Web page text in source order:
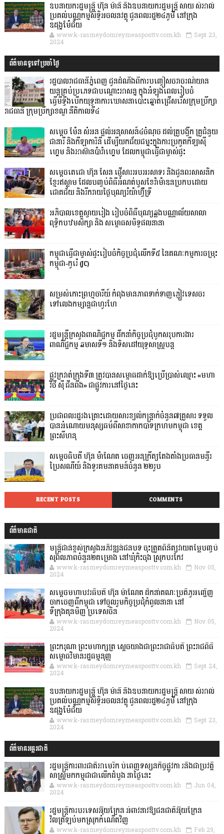
ឧបនាយករដ្ឋមន្ដ្រី ហ៊ុន ម៉ានី និងឧបនាយករដ្ឋមន្ដ្រី សាយ សំអាល់
ប្រគល់បណ្ណកម្មសិទ្ធិអចលនវត្ថុ ជូនពលរដ្ឋ២៤ភូមិ នៅក្រុង
ឧដុង្គម៉ែជ័យ
www.k-rasmeydomreymeasposttv.com.kh Sept 23,
2024
ព័ត៌មានទូទៅប្រចាំថ្ងៃ
រដ្ឋបាលរាជធានីភ្នំពេញ ជូនដំណឹងពីការបញ្ចៀសចរាចរណ៍យាន
យន្តគ្រប់ប្រភេទជាបណ្តោះអាសន្ន ក្នុងអំឡុងពេលរៀបចំ
ធ្វើមីទ្ទីងបើកយុទ្ធនាការឃោសនាបោះឆ្នោតជ្រើសរើសក្រុមប្រឹក្សា
រាជធានី ក្រុមប្រឹក្សាខណ្ឌ នីតិកាលទី៤
សម្តេច ម៉ែន សំអន ផ្តល់អនុសាសន៍៤ចំណុច ដល់គ្រូបង្វឹក គ្រូជំនួយ
ជានារី និងកីឡាការិនី ដើម្បីយកជ័យជម្នះក្នុងការប្រកួតកីឡាស៊ី
ហ្គេម និងអាស៊ានប៉ារ៉ាហ្គេម ដែលកម្ពុជាធ្វើជាម្ចាស់ផ្ទះ
សម្ដេចតេជោ ហ៊ុន សែន ផ្ញើសារអបអរសាទរ និងជូនពរសាសនិក
ខ្មែរឥស្លាម ដែលបញ្ចប់ពិធីអំណត់បួសខែរ៉ាម៉ាឌនប្រកបដោយ
ជោគជ័យ និងរីករាយថ្ងៃបុណ្យរ៉យ៉ាហ៊្វីទ្រី
អភិបាលខេត្តស្វាយរៀង រៀបចំពិធីបុណ្យឆ្លងបណ្ណាល័យសាលា
ពុទ្ធិកបឋមសិក្សា និង សម្ពោធសមិទ្ធផលនានា
កម្ពុជាធ្វើជាម្ចាស់ផ្ទះរៀបចំកិច្ចប្រជុំលើកទី៥ នៃគណៈកម្មការចម្រុះ
កម្ពុជា-កូរ៉េ (JC)
សម្រស់កោះព្រហ្មចារីយ៍ កំពុងមានភាពទាក់ទាញភ្ញៀវទេសចរ
ទៅលេងកម្សាន្តជាហូរហែ
រដ្ឋមន្ត្រីក្រសួងពាណិជ្ជកម្ម ដឹកនាំកិច្ចប្រជុំបូកសរុបការងារ
ពាណិជ្ជកម្ម ឆមាសទី១ និងទិសដៅយុទ្ធសាស្រ្តបន្ត
ផ្លូវក្រវាត់ក្រុងទី៣ ត្រូវបានសម្ពោធដាក់ឱ្យប្រើប្រាស់ឈ្មោះ «មហា
វិថី ស៊ី ជីនពីង» ជាផ្លូវការនៅថ្ងៃនេះ
ប្រជាពលរដ្ឋរងគ្រោះដោយសារខ្យល់កន្ត្រាក់ចំនួន៧គ្រួសារ ទទួល
បានអំណោយមនុស្សធម៌ពីសាខាកាកបាទក្រហមកម្ពុជា ខេត្ត
ព្រះសីហនុ
សម្តេចធិបតី ហ៊ុន ម៉ាណែត ចេញអនុក្រឹត្យតែងតាំងប្រធានមន្ទីរ
ប្រៃសណីយ៍ និងទូរគមនាគមន៍ចំនួន ២២រូប
RECENT POSTS COMMENTS
ព័ត៌មានជាតិ
មន្ត្រីជាន់ខ្ពស់ក្រសួងអភិវឌ្ឍន៍ជនបទ ចុះត្រួតពិនិត្យវាយតម្លៃបញ្ចប់
សុពលភាពចំនួន២គម្រោង នៅឃុំកិះចុង ស្រុកបរកែវ
www.k-rasmeydomreymeasposttv.com.kh Nov 05,
2024
សម្តេចមហាបវរធិបតី ហ៊ុន ម៉ាណែត ដឹកនាំគណៈប្រតិភូអញ្ជើញ
ចាកចេញពីកម្ពុជា ទៅចូលរួមកិច្ចប្រជុំកំពូលនានា នៅ
ទីក្រុងគុនមិញ ប្រទេសចិន
www.k-rasmeydomreymeasposttv.com.kh Nov 05,
2024
ព្រះករុណា ព្រះមហាក្សត្រ ស្តេចយាងជាព្រះរាជាធិបតី ព្រះរាជពិធី
សម្ពោធវិមានរដ្ឋធម្មនុញ្ញ
www.k-rasmeydomreymeasposttv.com.kh Sept 24,
2024
ឧបនាយករដ្ឋមន្ដ្រី ហ៊ុន ម៉ានី និងឧបនាយករដ្ឋមន្ដ្រី សាយ សំអាល់
ប្រគល់បណ្ណកម្មសិទ្ធិអចលនវត្ថុ ជូនពលរដ្ឋ២៤ភូមិ នៅក្រុង
ឧដុង្គម៉ែជ័យ
www.k-rasmeydomreymeasposttv.com.kh Sept 23,
2024
ព័ត៌មានអន្តរជាតិ
រដ្ឋមន្រ្តីការពារជាតិអាមេរិក បំពេញទស្សនកិច្ចផ្លូវកា រនិងជាប្រវត្តិ
សាស្រ្តមកកម្ពុជាជាលើកដំបូង នាថ្ងៃនេះ
www.k-rasmeydomreymeasposttv.com.kh Jun 04,
2024
រដ្ឋមន្ត្រីការបរទេសអ៊ុយក្រែន អំពាវនាវឱ្យជនជាតិអ៊ុយក្រែន
វិលត្រឡប់មកស្រុកកំណើតវិញ
www.k-rasmeydomreymeasposttv.com.kh Feb 29,